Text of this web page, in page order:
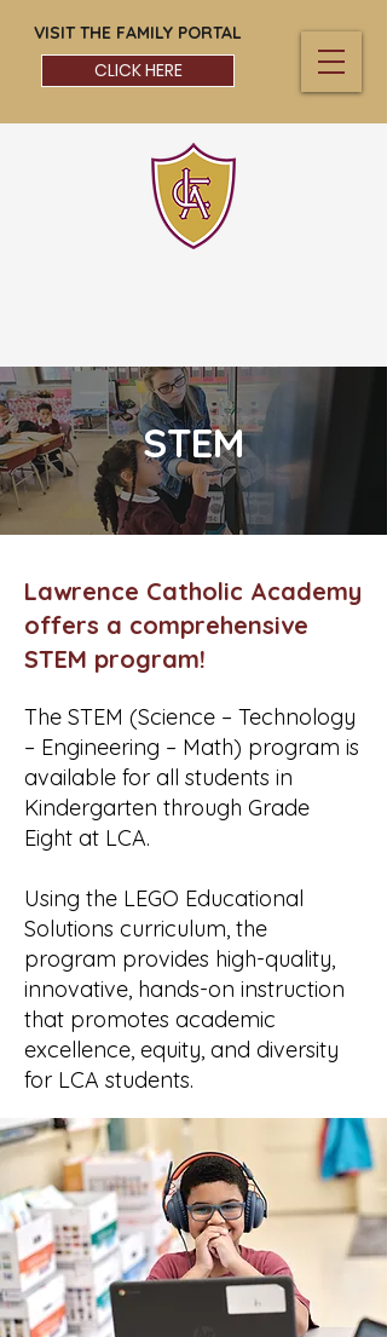
VISIT THE FAMILY PORTAL
CLICK HERE
STEM
Lawrence Catholic Academy
offers a comprehensive
STEM program!
The STEM (Science – Technology
– Engineering – Math) program is
available for all students in
Kindergarten through Grade
Eight at LCA.
Using the LEGO Educational
Solutions curriculum, the
program provides high-quality,
innovative, hands-on instruction
that promotes academic
excellence, equity, and diversity
for LCA students.